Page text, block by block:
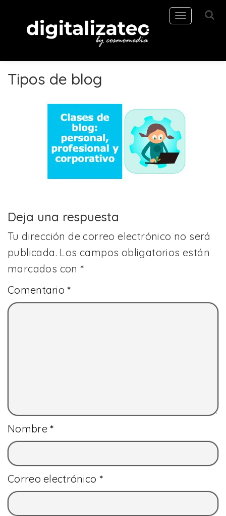
Toggle
navigation
Tipos de blog
Deja una respuesta
Tu dirección de correo electrónico no será
publicada. Los campos obligatorios están
marcados con*
Comentario*
Nombre*
Correo electrónico *